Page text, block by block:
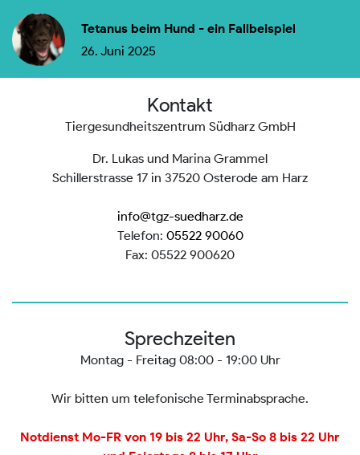
Tetanus beim Hund - ein Fallbeispiel
26. Juni 2025
Kontakt
Tiergesundheitszentrum Südharz GmbH
Dr. Lukas und Marina Grammel
Schillerstrasse 17 in 37520 Osterode am Harz
info@tgz-suedharz.de
Telefon: 05522 90060
Fax: 05522 900620
Sprechzeiten
Montag - Freitag 08:00 - 19:00 Uhr
Wir bitten um telefonische Terminabsprache.
Notdienst Mo-FR von 19 bis 22 Uhr, Sa-So 8 bis 22 Uhr